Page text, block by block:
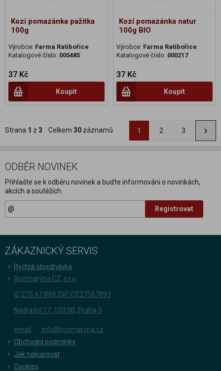
Kozí pomazánka pažitka
100g
Výrobce: Farma Ratibořice
Katalogové číslo: 005485
37 Kč
Koupit
Kozí pomazánka natur
100g BIO
Výrobce: Farma Ratibořice
Katalogové číslo: 000217
37 Kč
Koupit
Strana 1 z 3 Celkem 30 záznamů 1 2 3
ODBĚR NOVINEK
Přihlašte se k odběru novinek a buďte informováni o novinkách,
akcích a soutěžích.
Registrovat
ZÁKAZNICKÝ SERVIS
Rychlá objednávka
Rozmarýna CZ, s.r.o.
IČ 275 67 893, DIČ CZ27567893
Nádražní 17, 150 00, Praha 5
email:
info@rozmaryna.cz
Obchodní podmínky
Jak nakupovat
Cookies